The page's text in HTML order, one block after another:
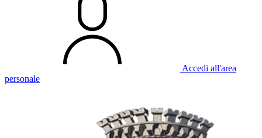
Accedi all'area
personale